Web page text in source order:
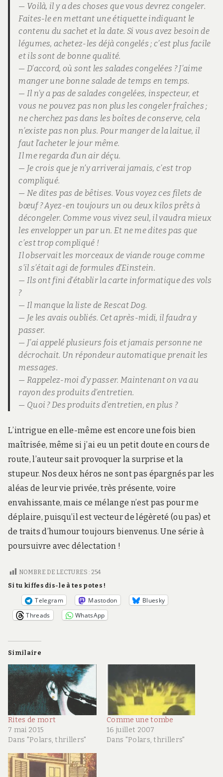
— Voilà, il y a des choses que vous devrez congeler.
Faites-le en mettant une étiquette indiquant le
contenu du sachet et la date. Si vous avez besoin de
légumes, achetez-les déjà congelés ; c’est plus facile
et ils sont de bonne qualité.
— D’accord, où sont les salades congelées ? J’aime
manger une bonne salade de temps en temps.
— Il n’y a pas de salades congelées, inspecteur, et
vous ne pouvez pas non plus les congeler fraîches ;
ne cherchez pas dans les boîtes de conserve, cela
n’existe pas non plus. Pour manger de la laitue, il
faut l’acheter le jour même.
Il me regarda d’un air déçu.
— Je crois que je n’y arriverai jamais, c’est trop
compliqué.
— Ne dites pas de bêtises. Vous voyez ces filets de
bœuf ? Ayez-en toujours un ou deux kilos prêts à
décongeler. Comme vous vivez seul, il vaudra mieux
les envelopper un par un. Et ne me dites pas que
c’est trop compliqué !
Il observait les morceaux de viande rouge comme
s’il s’était agi de formules d’Einstein.
— Ils ont fini d’établir la carte informatique des vols
?
— Il manque la liste de Rescat Dog.
— Je les avais oubliés. Cet après-midi, il faudra y
passer.
— J’ai appelé plusieurs fois et jamais personne ne
décrochait. Un répondeur automatique prenait les
messages.
— Rappelez-moi d’y passer. Maintenant on va au
rayon des produits d’entretien.
— Quoi ? Des produits d’entretien, en plus ?
L’intrigue en elle-même est encore une fois bien
maîtrisée, même si j’ai eu un petit doute en cours de
route, l’auteur sait provoquer la surprise et la
stupeur. Nos deux héros ne sont pas épargnés par les
aléas de leur vie privée, très présente, voire
envahissante, mais ce mélange n’est pas pour me
déplaire, puisqu’il est vecteur de légèreté (ou pas) et
de traits d’humour toujours bienvenus. Une série à
poursuivre avec délectation !
NOMBRE DE LECTURES : 254
Si tu kiffes dis-le à tes potes !
Telegram Mastodon
Bluesky
Threads
WhatsApp
Similaire
Rites de mort
7 mai 2015
Dans "Polars, thrillers"
Comme une tombe
16 juillet 2007
Dans "Polars, thrillers"